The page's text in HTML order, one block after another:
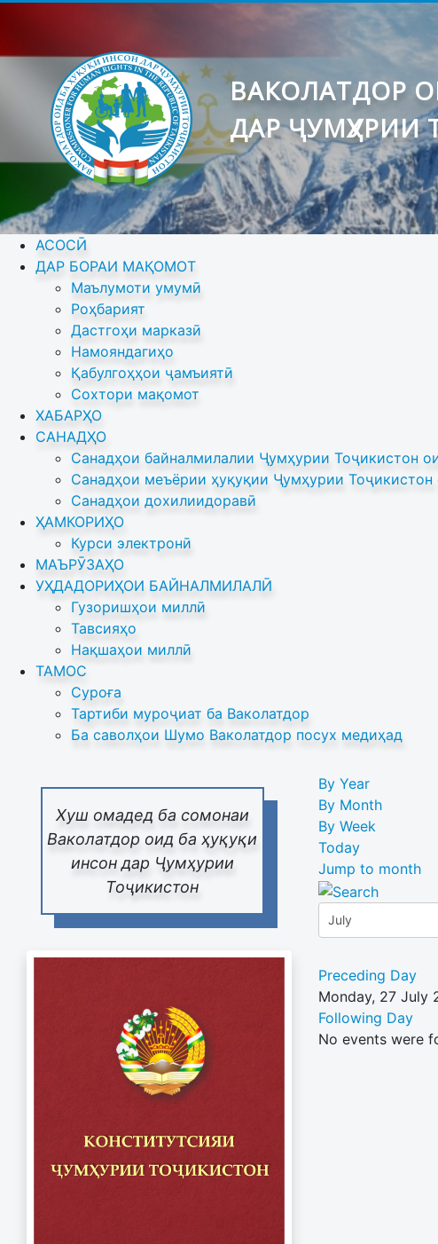
ВАКОЛАТДОР
ДАР
АСОСӢ
ДАР БОРАИ МАҚОМОТ
Маълумоти умумӣ
Роҳбарият
Дастгоҳи марказӣ
Намояндагиҳо
Қабулгоҳҳои ҷамъиятӣ
Сохтори мақомот
ХАБАРҲО
САНАДҲО
Санадҳои байналмилалии Ҷумҳурии Тоҷикистон
Санадҳои меъёрии ҳуқуқии Ҷумҳурии Тоҷикистон
Санадҳои дохилиидоравӣ
ҲАМКОРИҲО
Курси электронӣ
МАЪРӮЗАҲО
УҲДАДОРИҲОИ БАЙНАЛМИЛАЛӢ
Гузоришҳои миллӣ
Тавсияҳо
Нақшаҳои миллӣ
ТАМОС
Суроға
Тартиби муроҷиат ба Ваколатдор
Ба саволҳои Шумо Ваколатдор посух медиҳад
Хуш омадед ба сомонаи
Ваколатдор оид ба ҳуқуқи
инсон дар Ҷумҳурии
Тоҷикистон
By Year
By Month
By Week
Today
Jump to month
Preceding Day
Monday, 27 July
Following Day
No events were